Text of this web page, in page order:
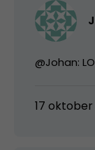
@Johan:
17 oktober